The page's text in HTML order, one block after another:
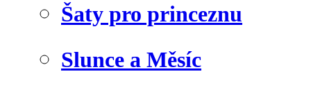
Šaty pro princeznu
Slunce a Měsíc